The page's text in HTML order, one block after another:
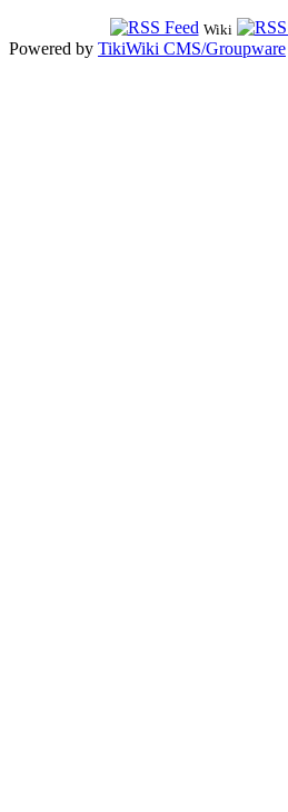
Wiki
Powered by TikiWiki CMS/Groupware